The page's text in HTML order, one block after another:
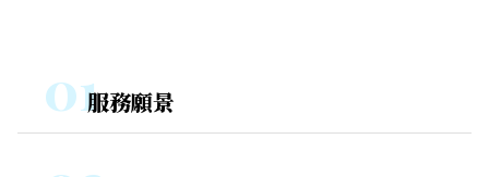
服務願景